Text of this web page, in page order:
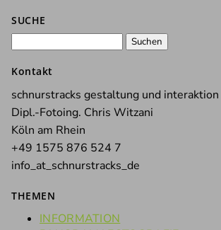
SUCHE
Kontakt
schnurstracks gestaltung und interaktion
Dipl.-Fotoing. Chris Witzani
Köln am Rhein
+49 1575 876 524 7
info_at_schnurstracks_de
THEMEN
INFORMATION